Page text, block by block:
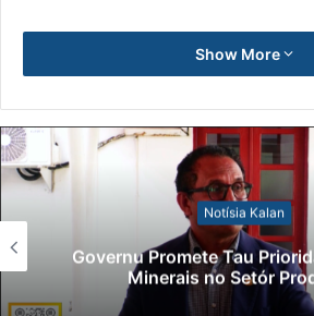
Show More
Notísia Kalan
Governu Promete Tau
Minerais no Setór